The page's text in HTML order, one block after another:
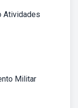
Atividades
Militar